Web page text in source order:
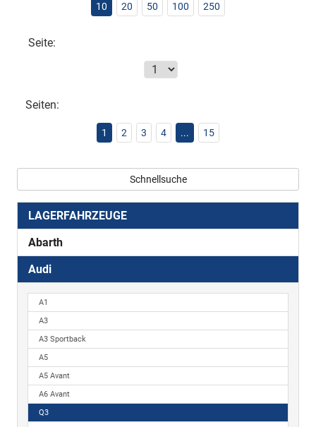
10 20 50 100 250
Seite:
Seiten:
1 2 3 4 ... 15
Schnellsuche
LAGERFAHRZEUGE
Abarth
Audi
A1
A3
A3 Sportback
A5
A5 Avant
A6 Avant
Q3